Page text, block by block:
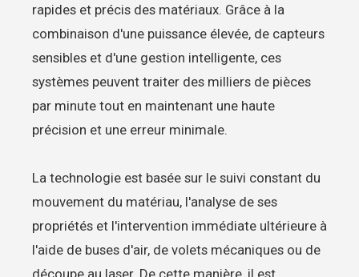
rapides et précis des matériaux. Grâce à la
combinaison d'une puissance élevée, de capteurs
sensibles et d'une gestion intelligente, ces
systèmes peuvent traiter des milliers de pièces
par minute tout en maintenant une haute
précision et une erreur minimale.
La technologie est basée sur le suivi constant du
mouvement du matériau, l'analyse de ses
propriétés et l'intervention immédiate ultérieure à
l'aide de buses d'air, de volets mécaniques ou de
découpe au laser. De cette manière, il est